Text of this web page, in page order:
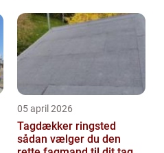
05 april 2026
Tagdækker ringsted
sådan vælger du den